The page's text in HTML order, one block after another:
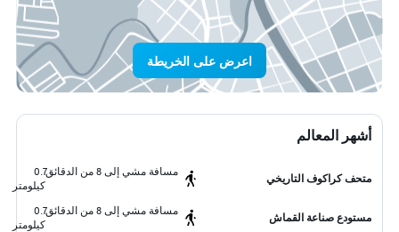
اعرض على الخريطة
أشهر المعالم
متحف كراكوف التاريخي
مسافة مشي إلى 8 من الدقائق
0.7
كيلومتر
مستودع صناعة القماش
مسافة مشي إلى 8 من الدقائق
0.7
كيلومتر